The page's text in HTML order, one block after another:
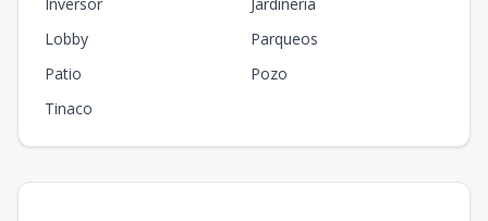
Lobby
Parqueos
Patio
Pozo
Tinaco